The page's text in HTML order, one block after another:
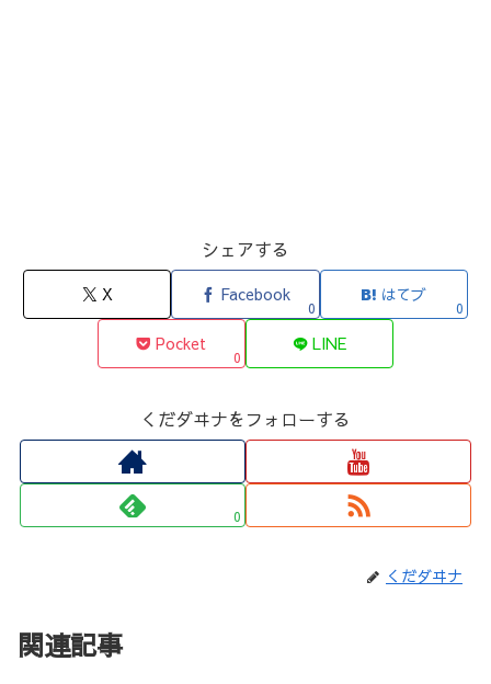
シェアする
X Facebook
0
はてブ
0
Pocket
0
LINE
くだダヰナをフォローする
0
くだダヰナ
関連記事